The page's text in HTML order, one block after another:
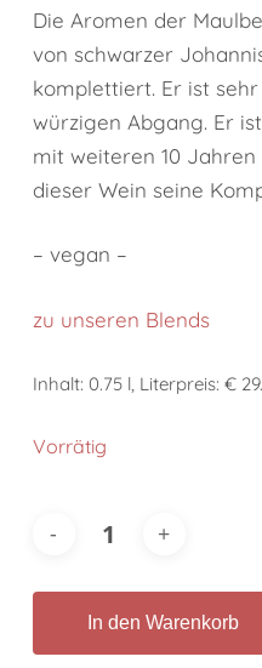
Die Aromen der
von schwarzer
komplettiert. Er ist
würzigen Abgang. Er
mit weiteren 10
dieser Wein seine
– vegan –
zu unseren Blends
Inhalt: 0.75 l, Literpreis: €
Vorrätig
In den Warenkorb